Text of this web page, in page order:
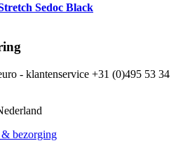
Sedoc Black
- klantenservice +31 (0)495 53 34
bezorging